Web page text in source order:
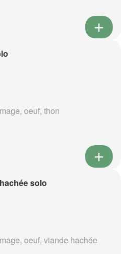
oeuf, thon
solo
oeuf, viande hachée